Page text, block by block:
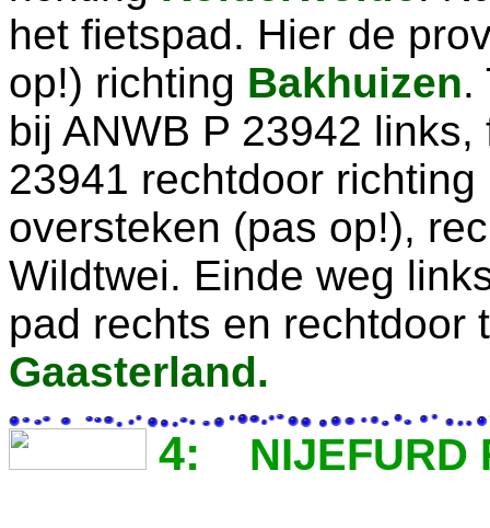
het fietspad. Hier de
op!) richting Bakhuizen.
bij ANWB P 23942
23941 rechtdoor richting
oversteken (pas op!),
Wildtwei. Einde weg
pad rechts en rechtdoor
Gaasterland.
4: